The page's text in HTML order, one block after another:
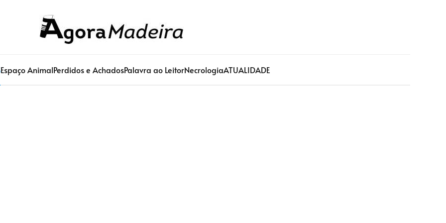
Espaço AnimalPerdidos e AchadosPalavra ao LeitorNecrologiaATUALIDADE